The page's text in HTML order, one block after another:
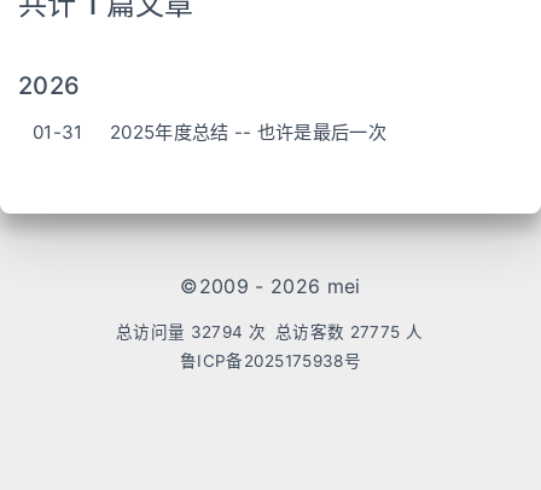
2026
01-31 2025年度总结 -- 也许是最后一次
©2009 - 2026 mei
总访问量 32794 次 总访客数 27775 人
鲁ICP备2025175938号